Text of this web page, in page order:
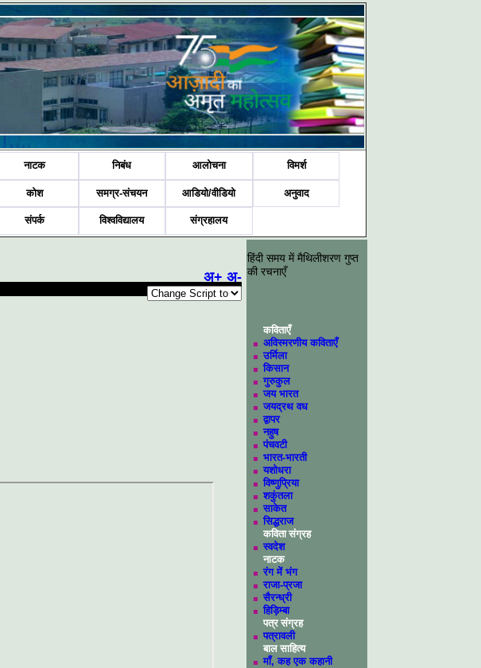
नाटक निबंध आलोचना विमर्श
कोश समग्र-संचयन आडियो/वीडियो अनुवाद
संपर्क विश्वविद्यालय संग्रहालय
अ+ अ-
हिंदी समय में मैथिलीशरण गुप्त
की रचनाएँ
कविताएँ
अविस्मरणीय कविताएँ
उर्मिला
किसान
गुरुकुल
जय भारत
जयद्रथ वध
द्वापर
नहुष
पंचवटी
भारत-भारती
यशोधरा
विष्णुप्रिया
शकुंतला
साकेत
सिद्धराज
कविता संग्रह
स्वदेश
नाटक
रंग में भंग
राजा-प्रजा
सैरन्ध्री
हिड़िम्बा
पत्र संग्रह
पत्रावली
बाल साहित्य
माँ, कह एक कहानी